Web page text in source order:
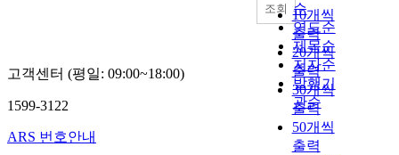
순
연도순
제목순
저자순
발행기
관순
10개씩
출력
20개씩
출력
30개씩
출력
50개씩
출력
조회
고객센터 (평일: 09:00~18:00)
1599-3122
ARS 번호안내